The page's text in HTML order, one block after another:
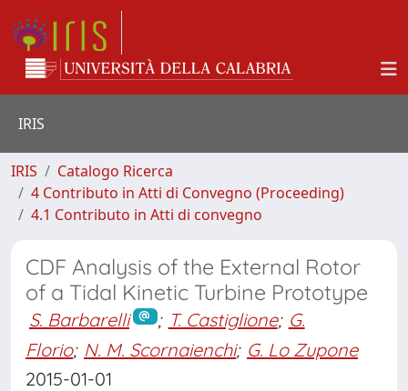
IRIS
IRIS
Catalogo Ricerca
4 Contributo in Atti di Convegno (Proceeding)
4.1 Contributo in Atti di convegno
CDF Analysis of the External Rotor
of a Tidal Kinetic Turbine Prototype
S. Barbarelli ; T. Castiglione; G.
Florio; N. M. Scornaienchi; G. Lo Zupone
2015-01-01